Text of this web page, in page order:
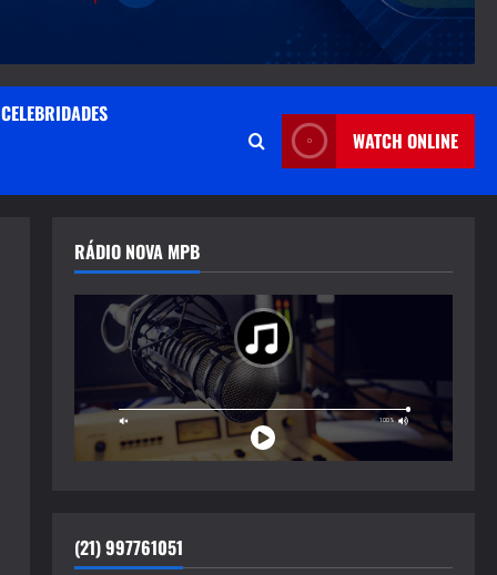
CELEBRIDADES
WATCH ONLINE
RÁDIO NOVA MPB
(21) 997761051